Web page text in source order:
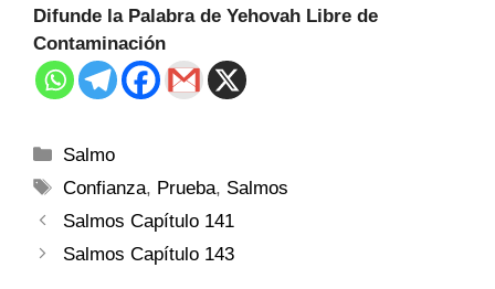
Difunde la Palabra de Yehovah Libre de
Contaminación
Salmo
Confianza, Prueba, Salmos
Salmos Capítulo 141
Salmos Capítulo 143